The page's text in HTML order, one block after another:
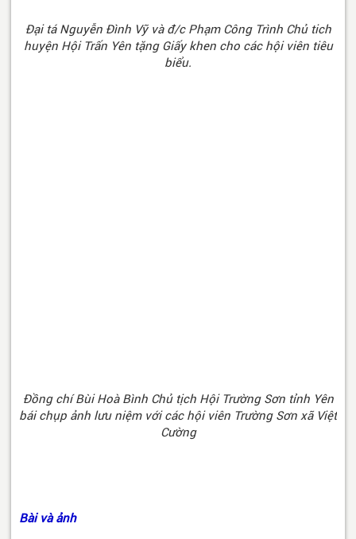
Đại tá Nguyễn Đình Vỹ và đ/c Phạm Công Trình Chủ tich
huyện Hội Trấn Yên tặng Giấy khen cho các hội viên tiêu
biểu.
Đồng chí Bùi Hoà Bình Chủ tịch Hội Trường Sơn tỉnh Yên
bái chụp ảnh lưu niệm với các hội viên Trường Sơn xã Việt
Cường
Bài và ảnh